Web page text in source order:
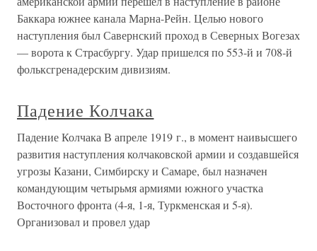
Баккара южнее канала Марна-Рейн. Целью нового
наступления был Савернский проход в Северных Вогезах
— ворота к Страсбургу. Удар пришелся по 553-й и 708-й
фольксгренадерским дивизиям.
Падение Колчака
Падение Колчака В апреле 1919 г., в момент наивысшего
развития наступления колчаковской армии и создавшейся
угрозы Казани, Симбирску и Самаре, был назначен
командующим четырьмя армиями южного участка
Восточного фронта (4-я, 1-я, Туркменская и 5-я).
Организовал и провел удар